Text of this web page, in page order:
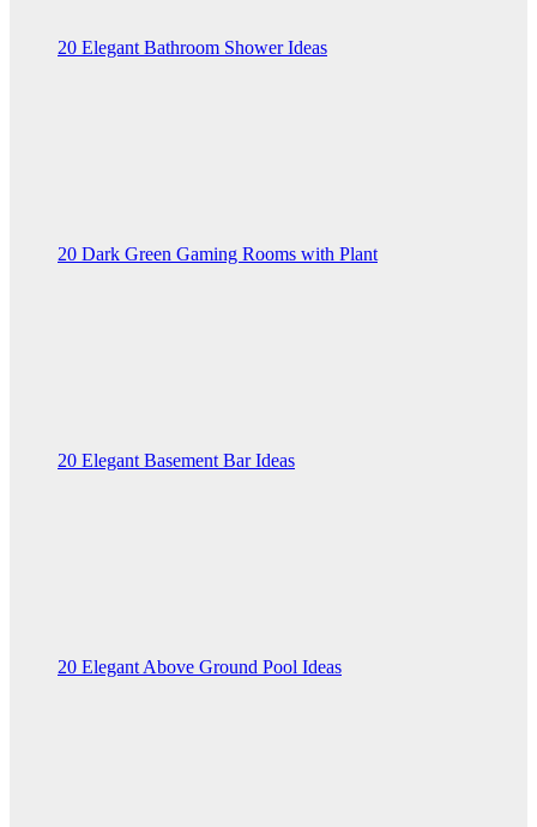
20 Elegant Bathroom Shower Ideas
20 Dark Green Gaming Rooms with Plant
20 Elegant Basement Bar Ideas
20 Elegant Above Ground Pool Ideas